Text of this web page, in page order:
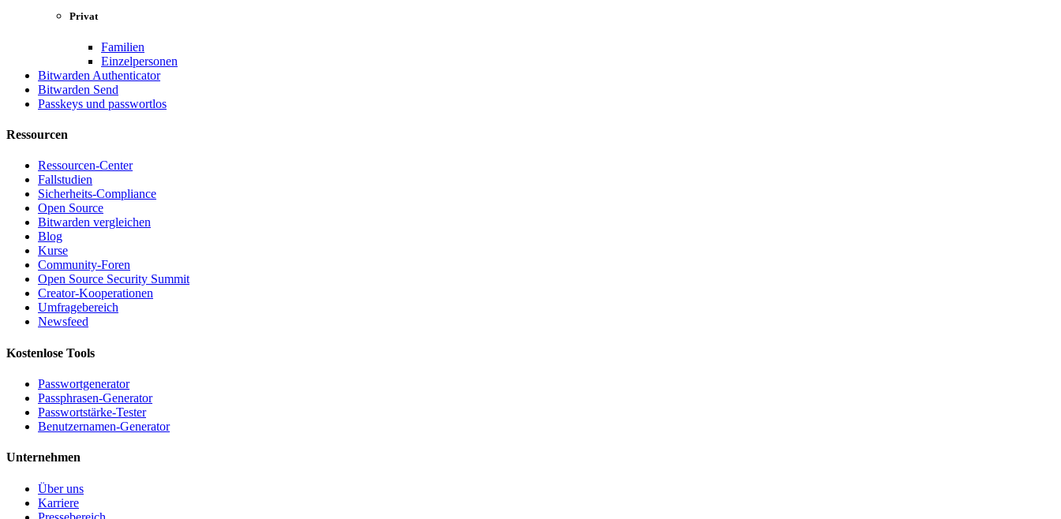
Privat
Familien
Einzelpersonen
Bitwarden Authenticator
Bitwarden Send
Passkeys und passwortlos
Ressourcen
Ressourcen-Center
Fallstudien
Sicherheits-Compliance
Open Source
Bitwarden vergleichen
Blog
Kurse
Community-Foren
Open Source Security Summit
Creator-Kooperationen
Umfragebereich
Newsfeed
Kostenlose Tools
Passwortgenerator
Passphrasen-Generator
Passwortstärke-Tester
Benutzernamen-Generator
Unternehmen
Über uns
Karriere